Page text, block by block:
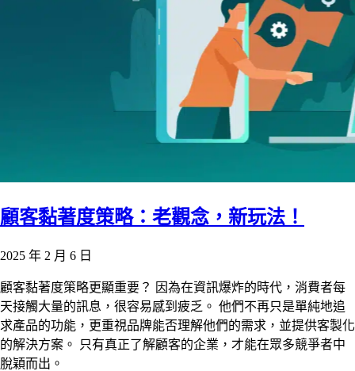
顧客黏著度策略：老觀念，新玩法！
2025 年 2 月 6 日
顧客黏著度策略更顯重要？ 因為在資訊爆炸的時代，消費者每
天接觸大量的訊息，很容易感到疲乏。 他們不再只是單純地追
求產品的功能，更重視品牌能否理解他們的需求，並提供客製化
的解決方案。 只有真正了解顧客的企業，才能在眾多競爭者中
脫穎而出。